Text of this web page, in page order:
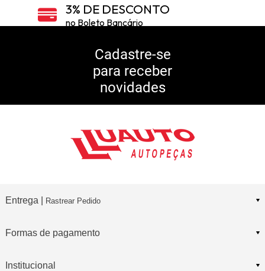
3% DE DESCONTO
no Boleto Bancário
5% DE DESCONTO
10% DE CASHBACK
Consulte Regulamento
Cadastre-se
para receber
novidades
Entrega | Rastrear Pedido
Formas de pagamento
Institucional